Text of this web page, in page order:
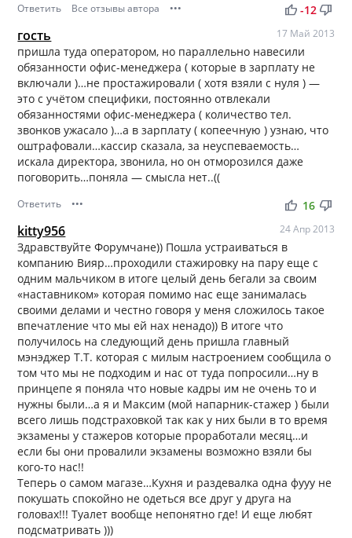
Ответить Все отзывы автора ••• thumb_up thumb_down
-12
гость 17 Май 2013
пришла туда оператором, но параллельно навесили
обязанности офис-менеджера ( которые в зарплату не
включали )…не простажировали ( хотя взяли с нуля ) —
это с учётом специфики, постоянно отвлекали
обязанностями офис-менеджера ( количество тел.
звонков ужасало )…а в зарплату ( копеечную ) узнаю, что
оштрафовали…кассир сказала, за неуспеваемость…
искала директора, звонила, но он отморозился даже
поговорить…поняла — смысла нет..((
Ответить ••• thumb_up thumb_down
16
kitty956 24 Апр 2013
Здравствуйте Форумчане)) Пошла устраиваться в
компанию Вияр…проходили стажировку на пару еще с
одним мальчиком в итоге целый день бегали за своим
«наставником» которая помимо нас еще занималась
своими делами и честно говоря у меня сложилось такое
впечатление что мы ей нах ненадо)) В итоге что
получилось на следующий день пришла главный
мэнэджер Т.Т. которая с милым настроением сообщила о
том что мы не подходим и нас от туда попросили…ну в
принцепе я поняла что новые кадры им не очень то и
нужны были…а я и Максим (мой напарник-стажер ) были
всего лишь подстраховкой так как у них были в то время
экзамены у стажеров которые проработали месяц…и
если бы они провалили экзамены возможно взяли бы
кого-то нас!!
Теперь о самом магазе…Кухня и раздевалка одна фууу не
покушать спокойно не одеться все друг у друга на
головах!!! Туалет вообще непонятно где! И еще любят
подсматривать )))